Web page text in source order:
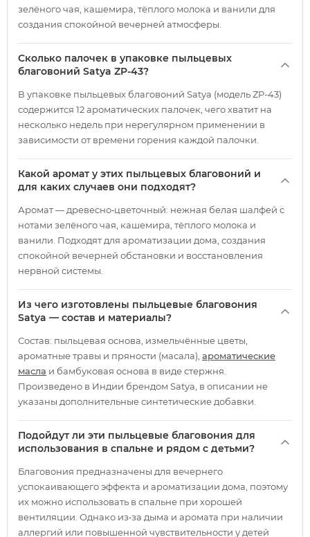
зелёного чая, кашемира, тёплого молока и ванили для
создания спокойной вечерней атмосферы.
Сколько палочек в упаковке пыльцевых
благовоний Satya ZP-43?
В упаковке пыльцевых благовоний Satya (модель ZP-43)
содержится 12 ароматических палочек, чего хватит на
несколько недель при нерегулярном применении в
зависимости от времени горения каждой палочки.
Какой аромат у этих пыльцевых благовоний и
для каких случаев они подходят?
Аромат — древесно‑цветочный: нежная белая шалфей с
нотами зелёного чая, кашемира, тёплого молока и
ванили. Подходят для ароматизации дома, создания
спокойной вечерней обстановки и восстановления
нервной системы.
Из чего изготовлены пыльцевые благовония
Satya — состав и материалы?
Состав: пыльцевая основа, измельчённые цветы,
ароматные травы и пряности (масала), ароматические
масла и бамбуковая основа в виде стержня.
Произведено в Индии брендом Satya, в описании не
указаны дополнительные синтетические добавки.
Подойдут ли эти пыльцевые благовония для
использования в спальне и рядом с детьми?
Благовония предназначены для вечернего
успокаивающего эффекта и ароматизации дома, поэтому
их можно использовать в спальне при хорошей
вентиляции. Однако из‑за дыма и аромата при наличии
аллергий или повышенной чувствительности у детей